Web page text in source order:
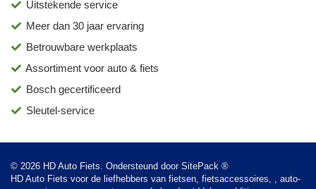
Uitstekende service
Meer dan 30 jaar ervaring
Betrouwbare werkplaats
Assortiment voor auto & fiets
Bosch gecertificeerd
Sleutel-service
© 2026 HD Auto Fiets. Ondersteund door SitePack ®
HD Auto Fiets voor de liefhebbers van fietsen, fietsaccessoires, , auto-